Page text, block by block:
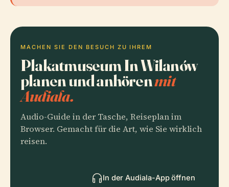
MACHEN SIE DEN BESUCH ZU IHREM
Plakatmuseum In Wilanów
planen und anhörenmit
Audiala.
Audio-Guide in der Tasche, Reiseplan im
Browser. Gemacht für die Art, wie Sie wirklich
reisen.
In der Audiala-App öffnen